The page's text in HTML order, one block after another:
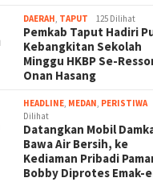
DAERAH, TAPUT 125 Dilihat
Pemkab Taput Hadiri
Kebangkitan Sekolah
Minggu HKBP Se-
Onan Hasang
HEADLINE, MEDAN, PERISTIWA
Dilihat
Datangkan Mobil
Bawa Air Bersih, ke
Kediaman Pribadi
Bobby Diprotes Emak-